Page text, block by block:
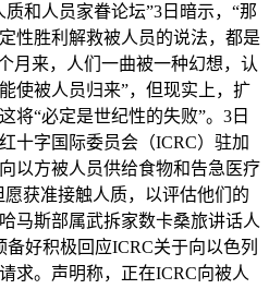
和人员家眷论坛”3日暗示，“那
性胜利解救被人员的说法，都是
月来，人们一曲被一种幻想，认
使被人员归来”，但现实上，扩
将“必定是世纪性的失败”。3日
十字国际委员会（ICRC）驻加
以方被人员供给食物和告急医疗
获准接触人质，以评估他们的
马斯部属武拆家数卡桑旅讲话人
好积极回应ICRC关于向以色列
求。声明称，正在ICRC向被人